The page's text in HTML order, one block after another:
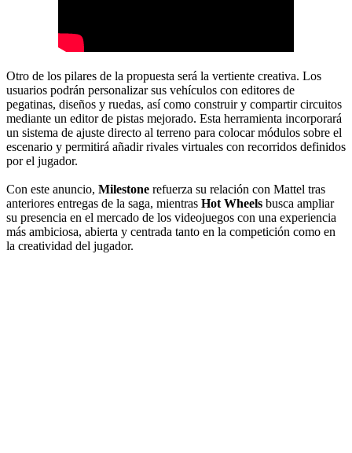
Otro de los pilares de la propuesta será la vertiente creativa. Los
usuarios podrán personalizar sus vehículos con editores de
pegatinas, diseños y ruedas, así como construir y compartir circuitos
mediante un editor de pistas mejorado. Esta herramienta incorporará
un sistema de ajuste directo al terreno para colocar módulos sobre el
escenario y permitirá añadir rivales virtuales con recorridos definidos
por el jugador.
Con este anuncio, Milestone refuerza su relación con Mattel tras
anteriores entregas de la saga, mientras Hot Wheels busca ampliar
su presencia en el mercado de los videojuegos con una experiencia
más ambiciosa, abierta y centrada tanto en la competición como en
la creatividad del jugador.